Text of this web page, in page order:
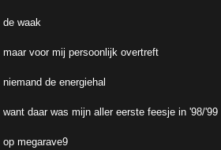
de waak
maar voor mij persoonlijk overtreft
niemand de energiehal
want daar was mijn aller eerste feesje in '98/'99
op megarave9